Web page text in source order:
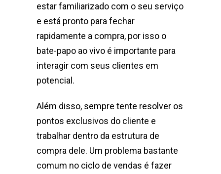
estar familiarizado com o seu serviço
e está pronto para fechar
rapidamente a compra, por isso o
bate-papo ao vivo é importante para
interagir com seus clientes em
potencial.
Além disso, sempre tente resolver os
pontos exclusivos do cliente e
trabalhar dentro da estrutura de
compra dele. Um problema bastante
comum no ciclo de vendas é fazer